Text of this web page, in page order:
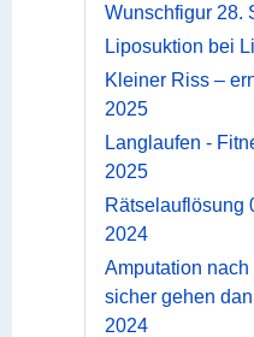
Wunschfigur 28.
Liposuktion bei
Kleiner Riss –
2025
Langlaufen -
2025
Rätselauflösung
2024
Amputation
sicher gehen
2024